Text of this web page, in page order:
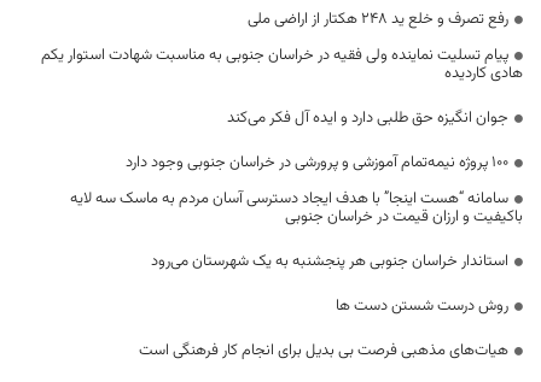
رفع تصرف و خلع ید 248 هکتار از اراضی ملی
پیام تسلیت نماینده ولی فقیه در خراسان جنوبی به مناسبت شهادت استوار یکم
هادی کاردیده
جوان انگیزه حق طلبی دارد و ایده آل فکر می‌کند
۱۰۰ پروژه نیمه‌تمام آموزشی و پرورشی در خراسان جنوبی وجود دارد
سامانه “هست اینجا” با هدف ایجاد دسترسی آسان مردم به ماسک سه لایه
باکیفیت و ارزان قیمت در خراسان جنوبی
استاندار خراسان جنوبی هر پنجشنبه به یک شهرستان می‌رود
روش درست شستن دست ها
هیات‌های مذهبی فرصت بی بدیل برای انجام کار فرهنگی است